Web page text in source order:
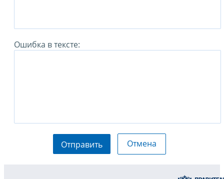
Ошибка в тексте:
Отправить Отмена